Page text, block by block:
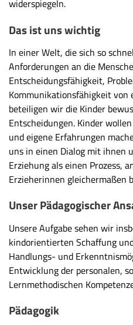
widerspiegeln.
Das ist uns wichtig
In einer Welt, die sich so
Anforderungen an die
Entscheidungsfähigkeit,
Kommunikationsfähigkeit von
beteiligen wir die Kinder
Entscheidungen. Kinder
und eigene Erfahrungen
uns in einen Dialog mit ihnen
Erziehung als einen Prozess,
Erzieherinnen gleichermaßen
Unser Pädagogischer
Unsere Aufgabe sehen wir
kindorientierten Schaffung
Handlungs- und
Entwicklung der personalen,
Lernmethodischen
Pädagogik